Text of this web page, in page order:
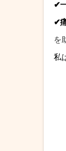
✔︎
✔︎
を
私